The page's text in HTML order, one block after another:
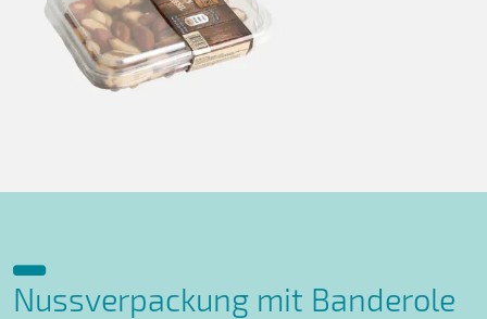
Nussverpackung mit Banderole